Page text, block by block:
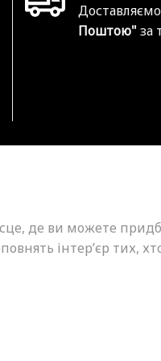
Доставляємо
Поштою" за
де ви можете
інтер’єр тих,